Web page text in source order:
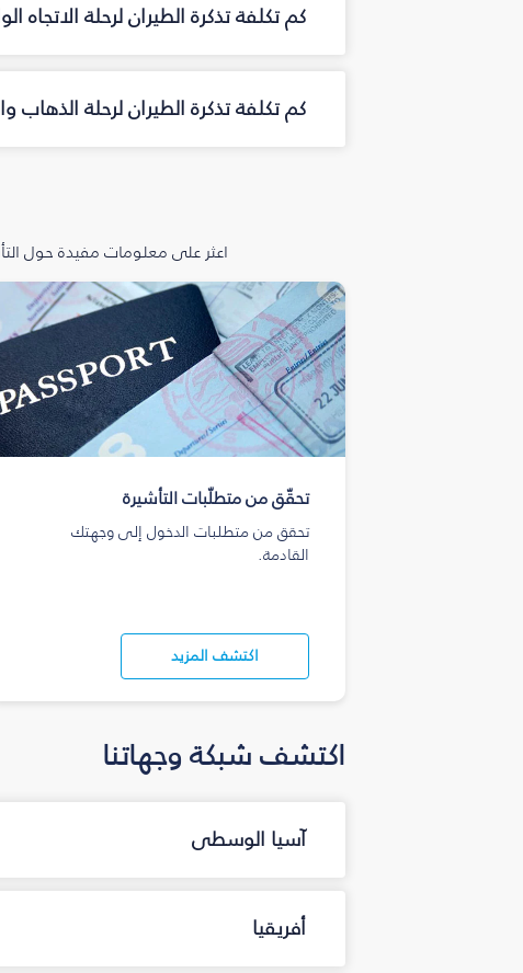
كم تكلفة تذكرة الطيران لرحلة الاتجاه
كم تكلفة تذكرة الطيران لرحلة
اعثر على معلومات مفيدة حول
تحقّق من متطلّبات التأشيرة
تحقق من متطلبات الدخول إلى وجهتك
القادمة.
اكتشف المزيد
اكتشف شبكة وجهاتنا
آسيا الوسطى
أفريقيا